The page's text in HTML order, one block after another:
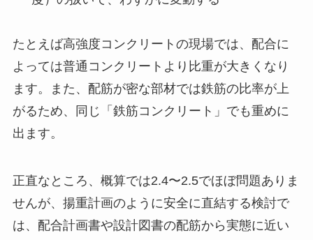
たとえば高強度コンクリートの現場では、配合に
よっては普通コンクリートより比重が大きくなり
ます。また、配筋が密な部材では鉄筋の比率が上
がるため、同じ「鉄筋コンクリート」でも重めに
出ます。
正直なところ、概算では2.4〜2.5でほぼ問題ありま
せんが、揚重計画のように安全に直結する検討で
は、配合計画書や設計図書の配筋から実態に近い